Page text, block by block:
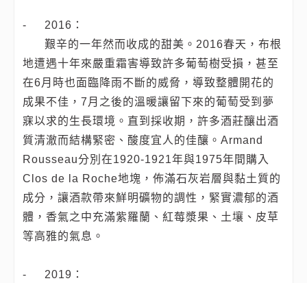
-
2016：
艱辛的一年然而收成的甜美。2016春天，布根
地遭遇十年來嚴重霜害導致許多葡萄樹受損，甚至
在6月時也面臨降雨不斷的威脅，導致整體開花的
成果不佳，7月之後的溫暖讓留下來的葡萄受到夢
寐以求的生長環境。直到採收期，許多酒莊釀出酒
質清澈而結構緊密、酸度宜人的佳釀。Armand
Rousseau分別在1920-1921年與1975年間購入
Clos de la Roche地塊，佈滿石灰岩層與黏土質的
成分，讓酒款帶來鮮明礦物的調性，緊實濃郁的酒
體，香氣之中充滿紫羅蘭、紅莓漿果、土壤、皮草
等高雅的氣息。
-
2019：